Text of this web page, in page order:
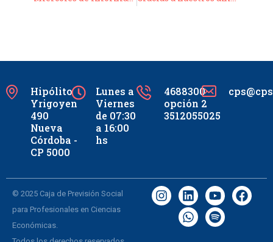
Hipólito
Yrigoyen
490
Nueva
Córdoba -
CP 5000
Lunes a
Viernes
de 07:30
a 16:00
hs
4688300
opción 2
3512055025
© 2025 Caja de Previsión Social
para Profesionales en Ciencias
Económicas.